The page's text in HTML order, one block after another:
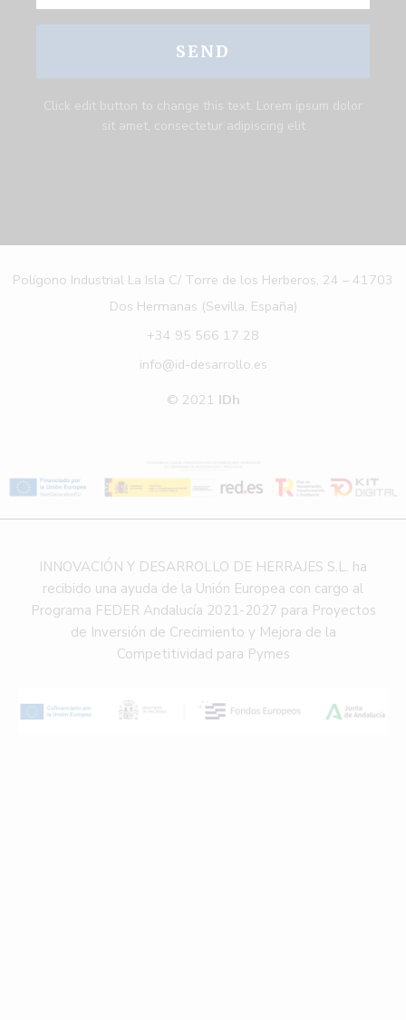
SEND
Click edit button to change this text. Lorem ipsum dolor
sit amet, consectetur adipiscing elit
Polígono Industrial La Isla C/ Torre de los Herberos, 24 – 41703
Dos Hermanas (Sevilla, España)
+34 95 566 17 28
info@id-desarrollo.es
© 2021 IDh
INNOVACIÓN Y DESARROLLO DE HERRAJES S.L. ha
recibido una ayuda de la Unión Europea con cargo al
Programa FEDER Andalucía 2021-2027 para Proyectos
de Inversión de Crecimiento y Mejora de la
Competitividad para Pymes